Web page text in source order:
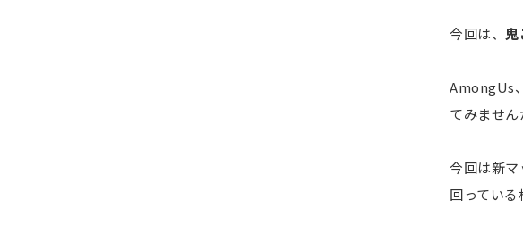
今回は、
AmongUs
てみません
今回は新
回っている